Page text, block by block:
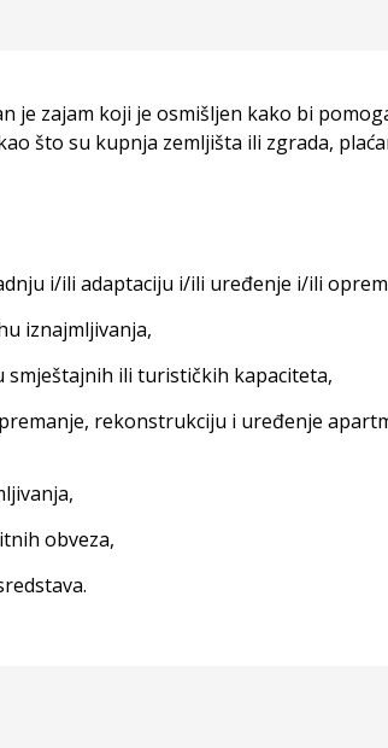
je zajam koji je osmišljen kako bi
što su kupnja zemljišta ili zgrada,
i/ili adaptaciju i/ili uređenje i/ili
iznajmljivanja,
ili turističkih kapaciteta,
rekonstrukciju i uređenje
obveza,